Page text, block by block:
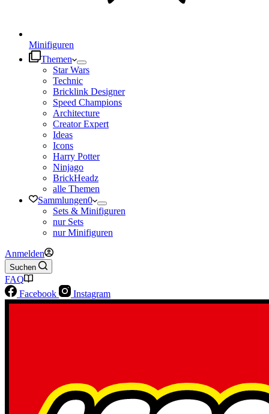
Minifiguren
Themen
Star Wars
Technic
Bricklink Designer
Speed Champions
Architecture
Creator Expert
Ideas
Icons
Harry Potter
Ninjago
BrickHeadz
alle Themen
Sammlungen0
Sets & Minifiguren
nur Sets
nur Minifiguren
Anmelden
Suchen
FAQ
Facebook
Instagram